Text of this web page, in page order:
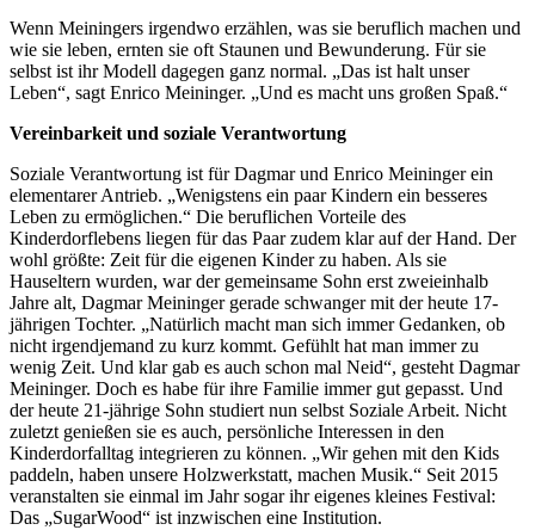
Wenn Meiningers irgendwo erzählen, was sie beruflich machen und
wie sie leben, ernten sie oft Staunen und Bewunderung. Für sie
selbst ist ihr Modell dagegen ganz normal. „Das ist halt unser
Leben“, sagt Enrico Meininger. „Und es macht uns großen Spaß.“
Vereinbarkeit und soziale Verantwortung
Soziale Verantwortung ist für Dagmar und Enrico Meininger ein
elementarer Antrieb. „Wenigstens ein paar Kindern ein besseres
Leben zu ermöglichen.“ Die beruflichen Vorteile des
Kinderdorflebens liegen für das Paar zudem klar auf der Hand. Der
wohl größte: Zeit für die eigenen Kinder zu haben. Als sie
Hauseltern wurden, war der gemeinsame Sohn erst zweieinhalb
Jahre alt, Dagmar Meininger gerade schwanger mit der heute 17-
jährigen Tochter. „Natürlich macht man sich immer Gedanken, ob
nicht irgendjemand zu kurz kommt. Gefühlt hat man immer zu
wenig Zeit. Und klar gab es auch schon mal Neid“, gesteht Dagmar
Meininger. Doch es habe für ihre Familie immer gut gepasst. Und
der heute 21-jährige Sohn studiert nun selbst Soziale Arbeit. Nicht
zuletzt genießen sie es auch, persönliche Interessen in den
Kinderdorfalltag integrieren zu können. „Wir gehen mit den Kids
paddeln, haben unsere Holzwerkstatt, machen Musik.“ Seit 2015
veranstalten sie einmal im Jahr sogar ihr eigenes kleines Festival:
Das „SugarWood“ ist inzwischen eine Institution.